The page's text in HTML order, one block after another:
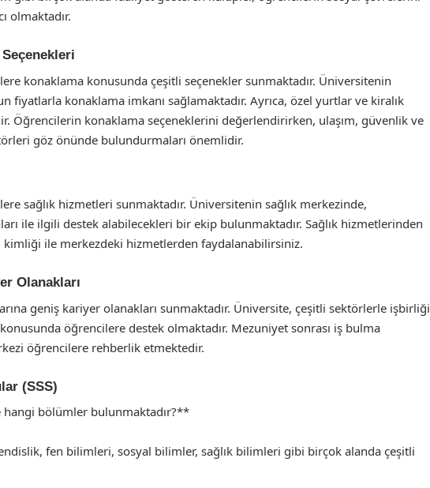
olmaktadır.
konaklama konusunda çeşitli seçenekler sunmaktadır. Üniversitenin
fiyatlarla konaklama imkanı sağlamaktadır. Ayrıca, özel yurtlar ve kiralık
Öğrencilerin konaklama seçeneklerini değerlendirirken, ulaşım, güvenlik ve
göz önünde bulundurmaları önemlidir.
sağlık hizmetleri sunmaktadır. Üniversitenin sağlık merkezinde,
ile ilgili destek alabilecekleri bir ekip bulunmaktadır. Sağlık hizmetlerinden
ile merkezdeki hizmetlerden faydalanabilirsiniz.
Olanakları
geniş kariyer olanakları sunmaktadır. Üniversite, çeşitli sektörlerle işbirliği
öğrencilere destek olmaktadır. Mezuniyet sonrası iş bulma
öğrencilere rehberlik etmektedir.
(SSS)
hangi bölümler bulunmaktadır?**
fen bilimleri, sosyal bilimler, sağlık bilimleri gibi birçok alanda çeşitli